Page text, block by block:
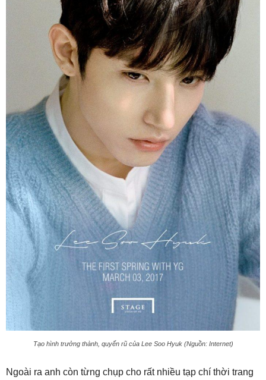
Tạo hình trưởng thành, quyến rũ của Lee Soo Hyuk (Nguồn: Internet)
Ngoài ra anh còn từng chụp cho rất nhiều tạp chí thời trang